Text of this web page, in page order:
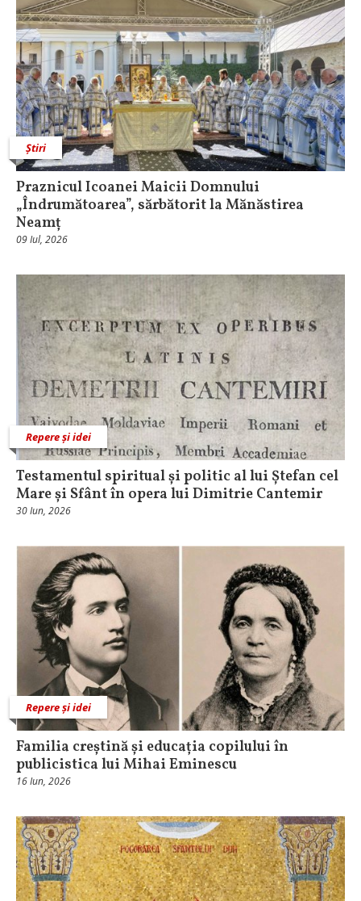
Știri
Praznicul Icoanei Maicii Domnului
„Îndrumătoarea”, sărbătorit la Mănăstirea
Neamț
09 Iul, 2026
Repere și idei
Testamentul spiritual și politic al lui Ștefan cel
Mare și Sfânt în opera lui Dimitrie Cantemir
30 Iun, 2026
Repere și idei
Familia creștină și educația copilului în
publicistica lui Mihai Eminescu
16 Iun, 2026